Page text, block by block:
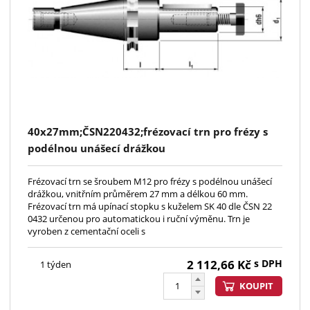
40x27mm;ČSN220432;frézovací trn pro frézy s
podélnou unášecí drážkou
Frézovací trn se šroubem M12 pro frézy s podélnou unášecí
drážkou, vnitřním průměrem 27 mm a délkou 60 mm.
Frézovací trn má upínací stopku s kuželem SK 40 dle ČSN 22
0432 určenou pro automatickou i ruční výměnu. Trn je
vyroben z cementační oceli s
1 týden 2 112,66 Kč s DPH
KOUPIT